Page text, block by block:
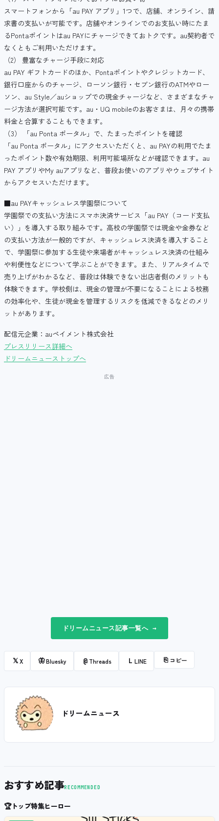
スマートフォンから「au PAY アプリ」1つで、店舗、オンライン、請
求書の支払いが可能です。店舗やオンラインでのお支払い時にたま
るPontaポイントはau PAYにチャージできておトクです。au契約者で
なくともご利用いただけます。
（2） 豊富なチャージ手段に対応
au PAY ギフトカードのほか、Pontaポイントやクレジットカード、
銀行口座からのチャージ、ローソン銀行・セブン銀行のATMやロー
ソン、au Style／auショップでの現金チャージなど、さまざまなチャ
ージ方法が選択可能です。au・UQ mobileのお客さまは、月々の携帯
料金と合算することもできます。
（3） 「au Ponta ポータル」で、たまったポイントを確認
「au Ponta ポータル」にアクセスいただくと、au PAYの利用でたま
ったポイント数や有効期限、利用可能場所などが確認できます。au
PAY アプリやMy auアプリなど、普段お使いのアプリやウェブサイト
からアクセスいただけます。
■au PAYキャッシュレス学園祭について
学園祭での支払い方法にスマホ決済サービス「au PAY（コード支払
い）」を導入する取り組みです。高校の学園祭では現金や金券など
の支払い方法が一般的ですが、キャッシュレス決済を導入すること
で、学園祭に参加する生徒や来場者がキャッシュレス決済の仕組み
や利便性などについて学ぶことができます。また、リアルタイムで
売り上げがわかるなど、普段は体験できない出店者側のメリットも
体験できます。学校側は、現金の管理が不要になることによる校務
の効率化や、生徒が現金を管理するリスクを低減できるなどのメリ
ットがあります。
配信元企業：auペイメント株式会社
プレスリリース詳細へ
ドリームニューストップへ
ドリームニュース記事一覧へ →
𝕏X 🦋Bluesky @ Threads L LINE ⎘ コピー
ドリームニュース
おすすめ記事RECOMMENDED
🏆トップ特集ヒーロー